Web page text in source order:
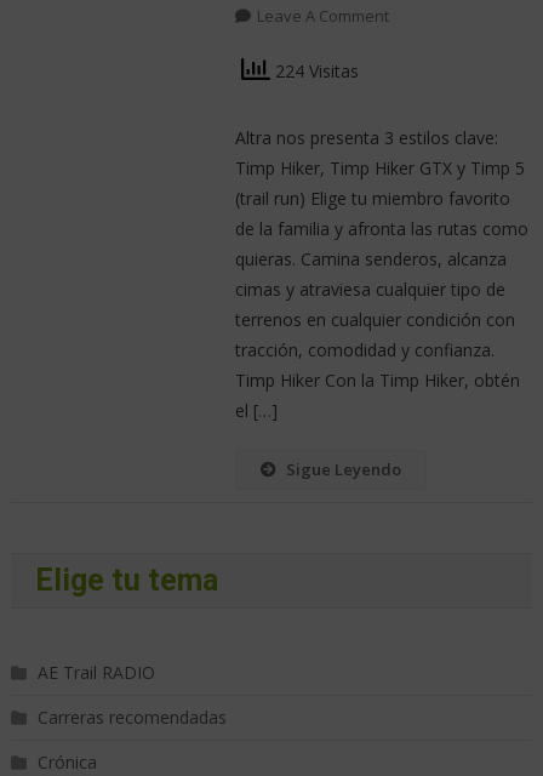
Leave A Comment
224 Visitas
Altra nos presenta 3 estilos clave:
Timp Hiker, Timp Hiker GTX y Timp 5
(trail run) Elige tu miembro favorito
de la familia y afronta las rutas como
quieras. Camina senderos, alcanza
cimas y atraviesa cualquier tipo de
terrenos en cualquier condición con
tracción, comodidad y confianza.
Timp Hiker Con la Timp Hiker, obtén
el […]
Sigue Leyendo
Elige tu tema
AE Trail RADIO
Carreras recomendadas
Crónica